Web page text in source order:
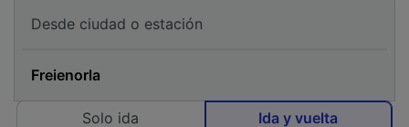
Solo ida Ida y vuelta